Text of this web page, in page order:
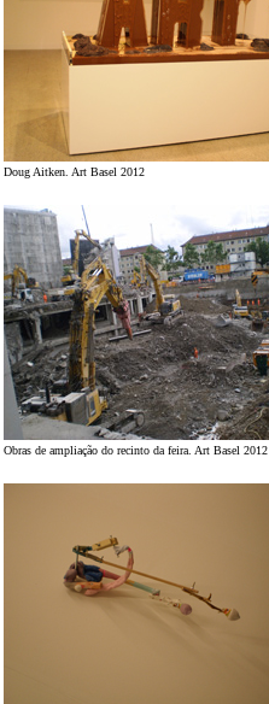
Doug Aitken. Art Basel 2012
Obras de ampliação do recinto da feira. Art Basel 2012